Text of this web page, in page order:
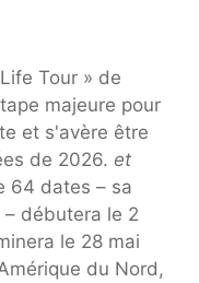
Tour » de
majeure pour
et s'avère être
de 2026. et
64 dates – sa
débutera le 2
le 28 mai
du Nord,